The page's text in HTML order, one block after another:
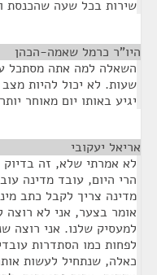
שירות בכל שעה שהכנסת
היו"ר כרמל שאמה-הכהן
השאלה למה אתה מסתכל
שעות. לא יכול להיות
יגיע באותו יום מאוחר
אריאל יעקובי
לא אמרתי שלא, זה בדיוק
הרי היום, עובד מדינה
מדינה צריך לקבל כתב
אומר בצער, אני לא
למעסיק שלנו. אני רוצה
לפחות כמו הסתדרות
כאלה, שנתחיל לעשות